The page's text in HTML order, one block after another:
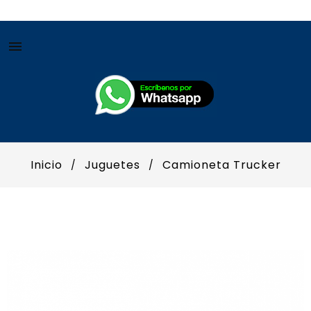

Inicio Juguetes Camioneta Trucker